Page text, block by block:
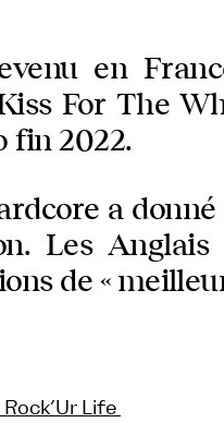
en
For The
fin 2022.
a donné
Les Anglais
de «
Life